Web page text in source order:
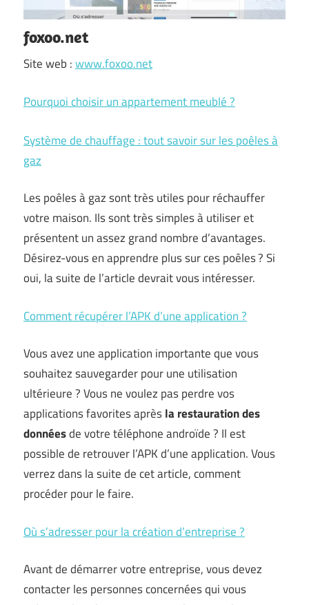
foxoo.net
Site web :www.foxoo.net
Pourquoi choisir un appartement meublé ?
Système de chauffage : tout savoir sur les poêles à
gaz
Les poêles à gaz sont très utiles pour réchauffer
votre maison. Ils sont très simples à utiliser et
présentent un assez grand nombre d’avantages.
Désirez-vous en apprendre plus sur ces poêles ? Si
oui, la suite de l’article devrait vous intéresser.
Comment récupérer l’APK d’une application ?
Vous avez une application importante que vous
souhaitez sauvegarder pour une utilisation
ultérieure ? Vous ne voulez pas perdre vos
applications favorites aprèsla restauration des
donnéesde votre téléphone androïde ? Il est
possible de retrouver l’APK d’une application. Vous
verrez dans la suite de cet article, comment
procéder pour le faire.
Où s’adresser pour la création d’entreprise ?
Avant de démarrer votre entreprise, vous devez
contacter les personnes concernées qui vous